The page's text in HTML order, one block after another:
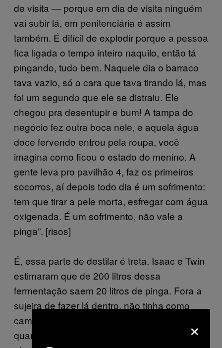
de visita — porque em dia de visita ninguém
vai subir lá, em penitenciária é assim
também. É difícil de explodir porque a pessoa
fica ligada o tempo inteiro naquilo, então tá
pingando, tudo bem. Naquele dia o barraco
tava vazio, só o cara que tava tirando lá, mas
foi um segundo que ele se distraiu. Ele
chegou pra desentupir e bum! A tampa do
negócio fez outra boca nele, e aquela água
doce fervendo entrou pela roupa, você
imagina como ficou o estado do menino. A
gente leva pro pavilhão 4, faz os primeiros
socorros, aí depois todo dia é um sofrimento:
tem que tirar a pele morta, esfregar com água
oxigenada. É um sofrimento, não vale a
pinga”. [risos]
É, essa parte de destilar é treta. Isaac e Twin
estimaram que de 200 litros dessa
fermentação saem 20 litros de pinga. Fora a
sujeira de fazer lá dentro, não tinha como
camuflar o aparato todo. “Não escondia —
quando tinha blitz você tirava 30 de isolada”,
×